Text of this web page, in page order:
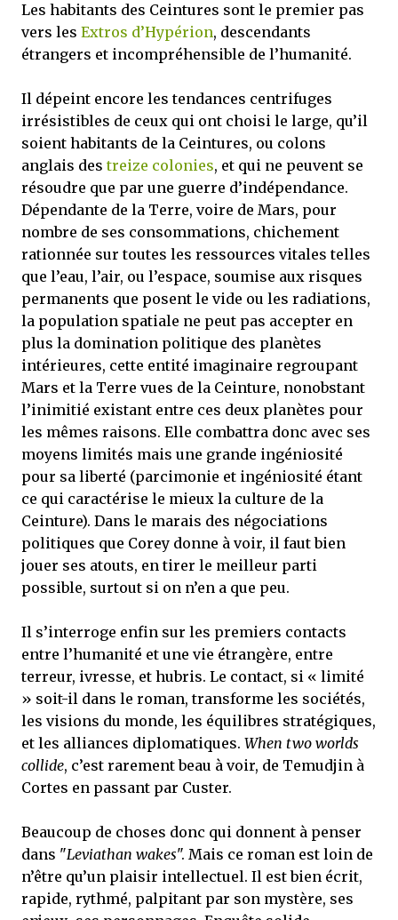
Les habitants des Ceintures sont le premier pas
vers les Extros d’Hypérion, descendants
étrangers et incompréhensible de l’humanité.
Il dépeint encore les tendances centrifuges
irrésistibles de ceux qui ont choisi le large, qu’il
soient habitants de la Ceintures, ou colons
anglais destreize colonies, et qui ne peuvent se
résoudre que par une guerre d’indépendance.
Dépendante de la Terre, voire de Mars, pour
nombre de ses consommations, chichement
rationnée sur toutes les ressources vitales telles
que l’eau, l’air, ou l’espace, soumise aux risques
permanents que posent le vide ou les radiations,
la population spatiale ne peut pas accepter en
plus la domination politique des planètes
intérieures, cette entité imaginaire regroupant
Mars et la Terre vues de la Ceinture, nonobstant
l’inimitié existant entre ces deux planètes pour
les mêmes raisons. Elle combattra donc avec ses
moyens limités mais une grande ingéniosité
pour sa liberté (parcimonie et ingéniosité étant
ce qui caractérise le mieux la culture de la
Ceinture). Dans le marais des négociations
politiques que Corey donne à voir, il faut bien
jouer ses atouts, en tirer le meilleur parti
possible, surtout si on n’en a que peu.
Il s’interroge enfin sur les premiers contacts
entre l’humanité et une vie étrangère, entre
terreur, ivresse, et hubris. Le contact, si « limité
» soit-il dans le roman, transforme les sociétés,
les visions du monde, les équilibres stratégiques,
et les alliances diplomatiques. When two worlds
collide, c’est rarement beau à voir, de Temudjin à
Cortes en passant par Custer.
Beaucoup de choses donc qui donnent à penser
dans "Leviathan wakes". Mais ce roman est loin de
n’être qu’un plaisir intellectuel. Il est bien écrit,
rapide, rythmé, palpitant par son mystère, ses